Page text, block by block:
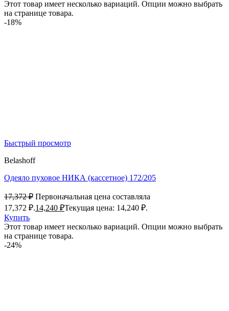
Этот товар имеет несколько вариаций. Опции можно выбрать
на странице товара.
-18%
Быстрый просмотр
Belashoff
Одеяло пуховое НИКА (кассетное) 172/205
17,372₽ Первоначальная цена составляла
17,372 ₽.14,240 ₽Текущая цена: 14,240 ₽.
Купить
Этот товар имеет несколько вариаций. Опции можно выбрать
на странице товара.
-24%